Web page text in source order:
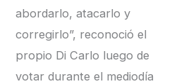
abordarlo, atacarlo y
corregirlo”, reconoció el
propio Di Carlo luego de
votar durante el mediodía